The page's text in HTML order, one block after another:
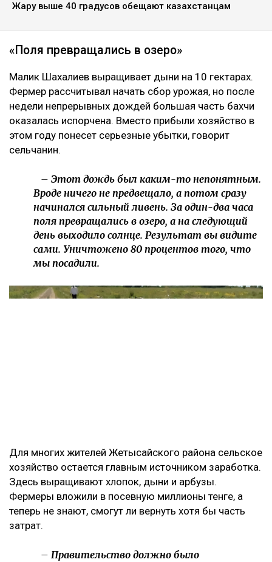
Жару выше 40 градусов обещают казахстанцам
«Поля превращались в озеро»
Малик Шахалиев выращивает дыни на 10 гектарах.
Фермер рассчитывал начать сбор урожая, но после
недели непрерывных дождей большая часть бахчи
оказалась испорчена. Вместо прибыли хозяйство в
этом году понесет серьезные убытки, говорит
сельчанин.
– Этот дождь был каким-то непонятным.
Вроде ничего не предвещало, а потом сразу
начинался сильный ливень. За один-два часа
поля превращались в озеро, а на следующий
день выходило солнце. Результат вы видите
сами. Уничтожено 80 процентов того, что
мы посадили.
Для многих жителей Жетысайского района сельское
хозяйство остается главным источником заработка.
Здесь выращивают хлопок, дыни и арбузы.
Фермеры вложили в посевную миллионы тенге, а
теперь не знают, смогут ли вернуть хотя бы часть
затрат.
– Правительство должно было